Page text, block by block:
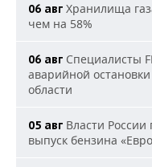
06 авг Хранилища
чем на 58%
06 авг Специалисты
аварийной
области
05 авг Власти
выпуск бензина